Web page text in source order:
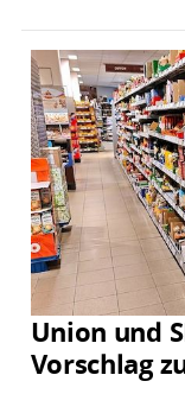
Union und
Vorschlag